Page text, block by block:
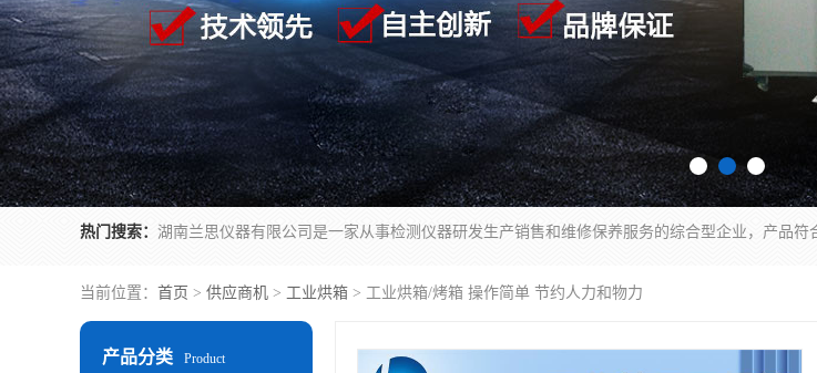
热门搜索：
当前位置： 首页 > 供应商机 > 工业烘箱 > 工业烘箱/烤箱 操作简单 节约人力和物力
产品分类 Product